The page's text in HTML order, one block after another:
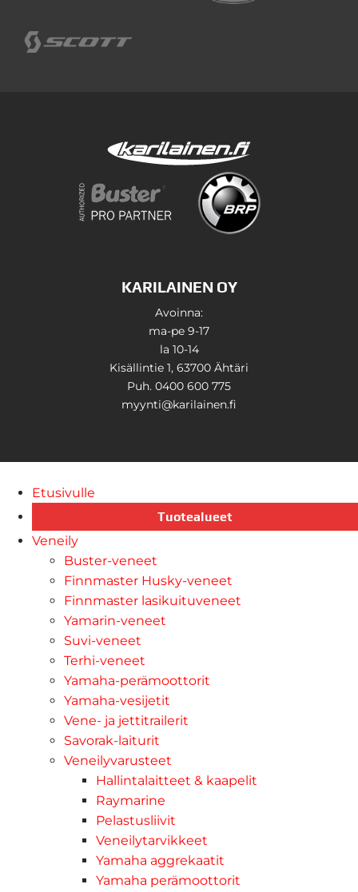
KARILAINEN OY
Avoinna:
ma-pe 9-17
la 10-14
Kisällintie 1, 63700 Ähtäri
Puh. 0400 600 775
myynti@karilainen.fi
Etusivulle
Tuotealueet
Veneily
Buster-veneet
Finnmaster Husky-veneet
Finnmaster lasikuituveneet
Yamarin-veneet
Suvi-veneet
Terhi-veneet
Yamaha-perämoottorit
Yamaha-vesijetit
Vene- ja jettitrailerit
Savorak-laiturit
Veneilyvarusteet
Hallintalaitteet & kaapelit
Raymarine
Pelastusliivit
Veneilytarvikkeet
Yamaha aggrekaatit
Yamaha perämoottorit